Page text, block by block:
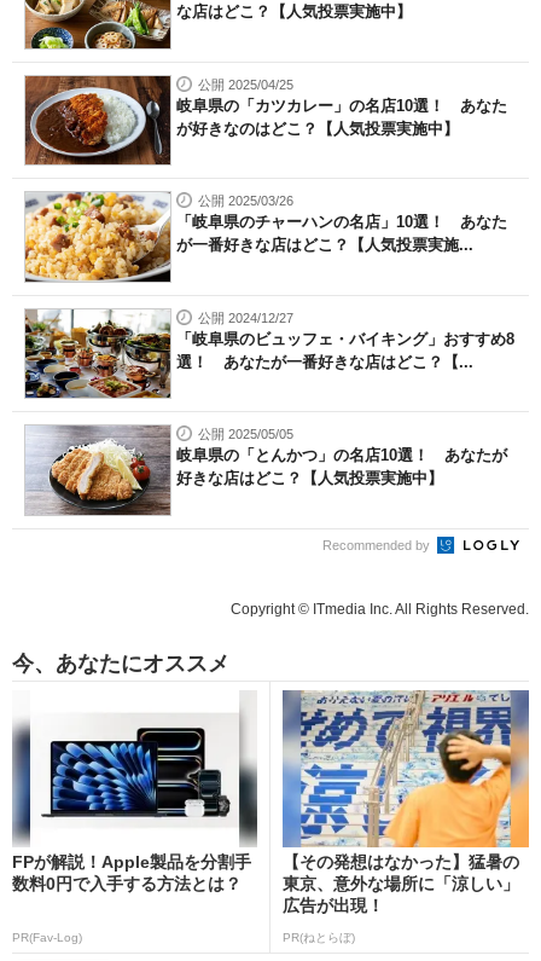
な店はどこ？【人気投票実施中】
公開 2025/04/25
岐阜県の「カツカレー」の名店10選！ あなた
が好きなのはどこ？【人気投票実施中】
公開 2025/03/26
「岐阜県のチャーハンの名店」10選！ あなた
が一番好きな店はどこ？【人気投票実施...
公開 2024/12/27
「岐阜県のビュッフェ・バイキング」おすすめ8
選！ あなたが一番好きな店はどこ？【...
公開 2025/05/05
岐阜県の「とんかつ」の名店10選！ あなたが
好きな店はどこ？【人気投票実施中】
Recommended by
Copyright © ITmedia Inc. All Rights Reserved.
今、あなたにオススメ
FPが解説！Apple製品を分割手
数料0円で入手する方法とは？
PR(Fav-Log)
【その発想はなかった】猛暑の
東京、意外な場所に「涼しい」
広告が出現！
PR(ねとらぼ)